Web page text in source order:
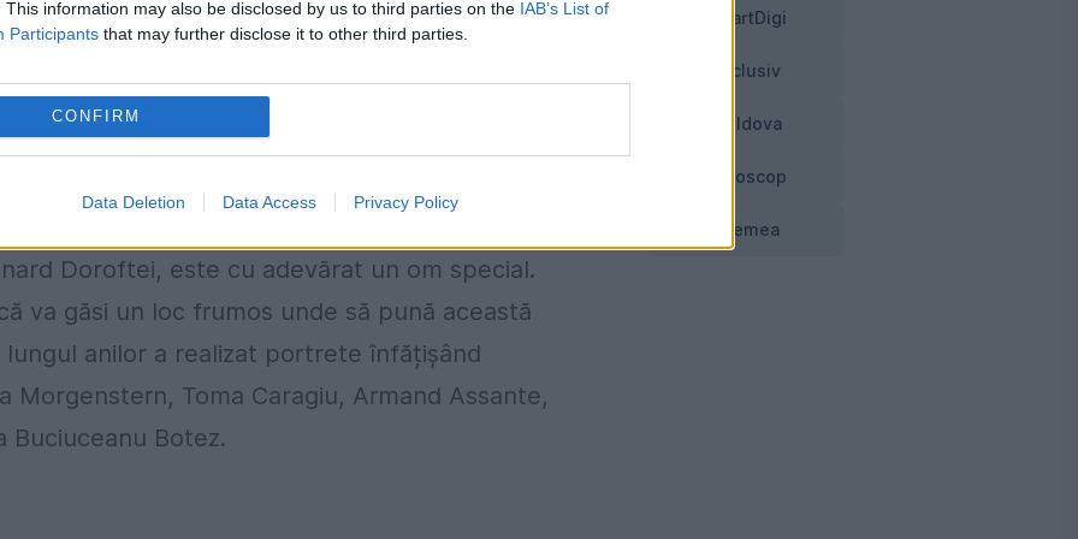
This information may also be disclosed by us to third parties on the IAB’s List of
Participants that may further disclose it to other third parties.
CONFIRM
Data Deletion Data Access Privacy Policy
din toată lumea, m-au dus imediat cu gândul
prieten al meu, omul pe care îl admir enorm
se regăsește în galeria operelor de
Liviu Stan.
Doroftei, este cu adevărat un om special.
va găsi un loc frumos unde să pună această
anilor a realizat portrete înfățișând
Morgenstern, Toma Caragiu, Armand Assante,
Buciuceanu Botez.
SmartDigi
Exclusiv
Moldova
Horoscop
Vremea